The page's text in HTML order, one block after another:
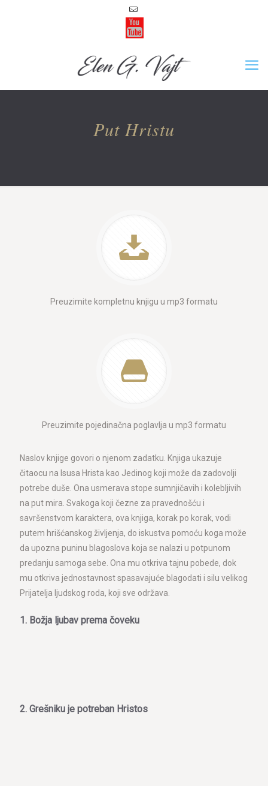
Put Hristu
Preuzimite kompletnu knjigu u mp3 formatu
Preuzimite pojedinačna poglavlja u mp3 formatu
Naslov knjige govori o njenom zadatku. Knjiga ukazuje
čitaocu na Isusa Hrista kao Jedinog koji može da zadovolji
potrebe duše. Ona usmerava stope sumnjičavih i kolebljivih
na put mira. Svakoga koji čezne za pravednošću i
savršenstvom karaktera, ova knjiga, korak po korak, vodi
putem hrišćanskog življenja, do iskustva pomoću koga može
da upozna puninu blagoslova koja se nalazi u potpunom
predanju samoga sebe. Ona mu otkriva tajnu pobede, dok
mu otkriva jednostavnost spasavajuće blagodati i silu velikog
Prijatelja ljudskog roda, koji sve održava.
1. Božja ljubav prema čoveku
2. Grešniku je potreban Hristos